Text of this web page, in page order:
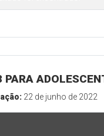
PARA
22 de junho de 2022